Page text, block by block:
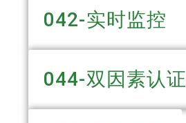
042-实时监控
044-双因素认证